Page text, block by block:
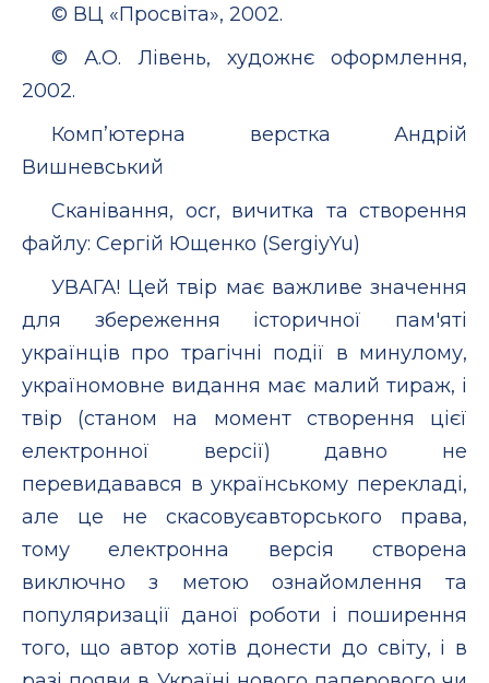
© ВЦ «Просвіта», 2002.
© А.О. Лівень, художнє оформлення,
2002.
Комп’ютерна верстка Андрій
Вишневський
Сканівання, ocr, вичитка та створення
файлу: Сергій Ющенко (SergiyYu)
УВАГА! Цей твір має важливе значення
для збереження історичної пам'яті
українців про трагічні події в минулому,
україномовне видання має малий тираж, і
твір (станом на момент створення цієї
електронної версії) давно не
перевидавався в українському перекладі,
але це не скасовуєавторського права,
тому електронна версія створена
виключно з метою ознайомлення та
популяризації даної роботи і поширення
того, що автор хотів донести до світу, і в